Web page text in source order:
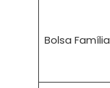
Bolsa Família